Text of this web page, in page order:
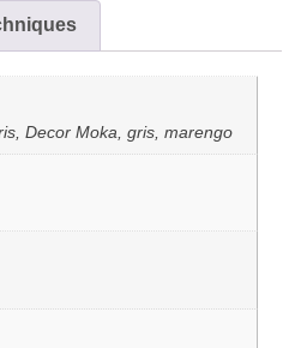
Decor Moka, gris, marengo